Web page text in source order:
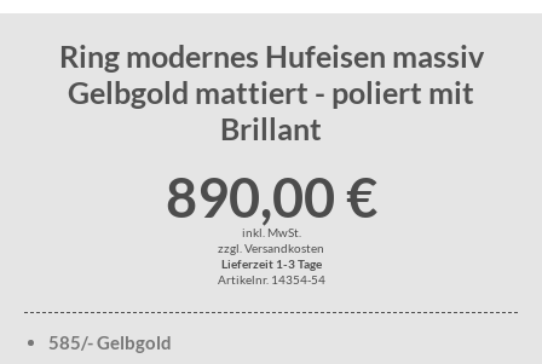
Ring modernes Hufeisen massiv
Gelbgold mattiert - poliert mit
Brillant
890,00 €
inkl. MwSt.
zzgl. Versandkosten
Lieferzeit 1-3 Tage
Artikelnr. 14354-54
585/- Gelbgold